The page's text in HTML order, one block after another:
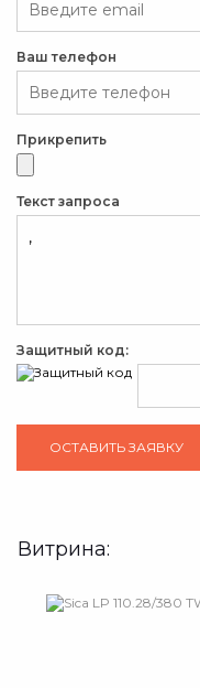
Ваш телефон
Прикрепить
Текст запроса
Защитный код:
Витрина: